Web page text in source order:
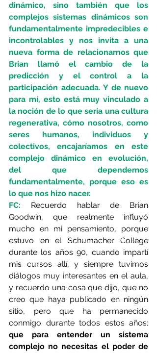
dinámico, sino también que los
complejos sistemas dinámicos son
fundamentalmente impredecibles e
incontrolables y nos invita a una
nueva forma de relacionarnos que
Brian llamó el cambio de la
predicción y el control a la
participación adecuada. Y de nuevo
para mí, esto está muy vinculado a
la noción de lo que sería una cultura
regenerativa, cómo nosotros, como
seres humanos, individuos y
colectivos, encajaríamos en este
complejo dinámico en evolución,
del que dependemos
fundamentalmente, porque eso es
lo que nos hizo nacer.
FC:
Recuerdo hablar de Brian
Goodwin, que realmente influyó
mucho en mi pensamiento, porque
estuvo en el Schumacher College
durante los años 90, cuando impartí
mis cursos allí, y siempre tuvimos
diálogos muy interesantes en el aula,
y recuerdo una cosa que dijo, que no
creo que haya publicado en ningún
sitio, pero que ha permanecido
conmigo durante todos estos años:
que para entender un sistema
complejo no necesitas el poder de